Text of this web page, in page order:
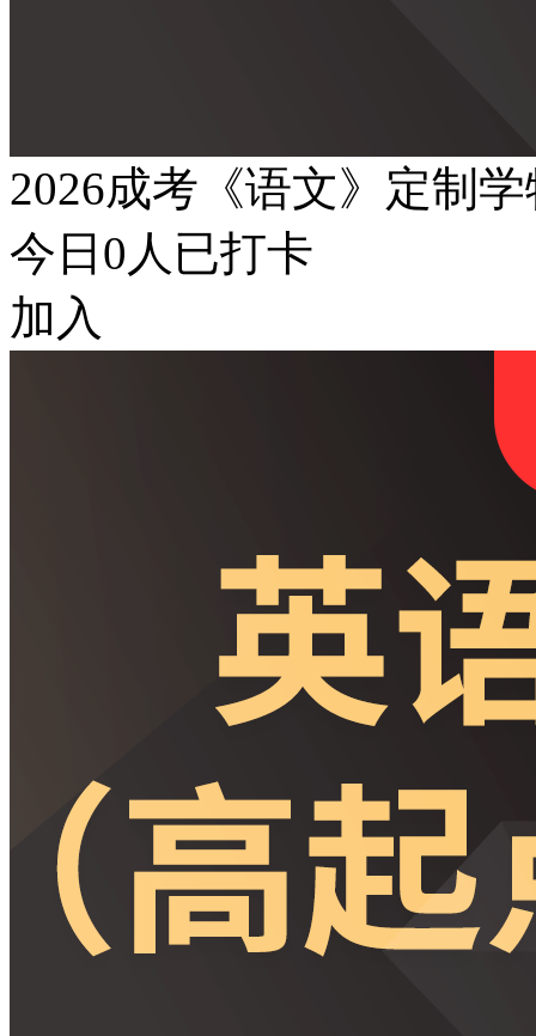
2026成考《语文》定制
今日 0 人已打卡
加入